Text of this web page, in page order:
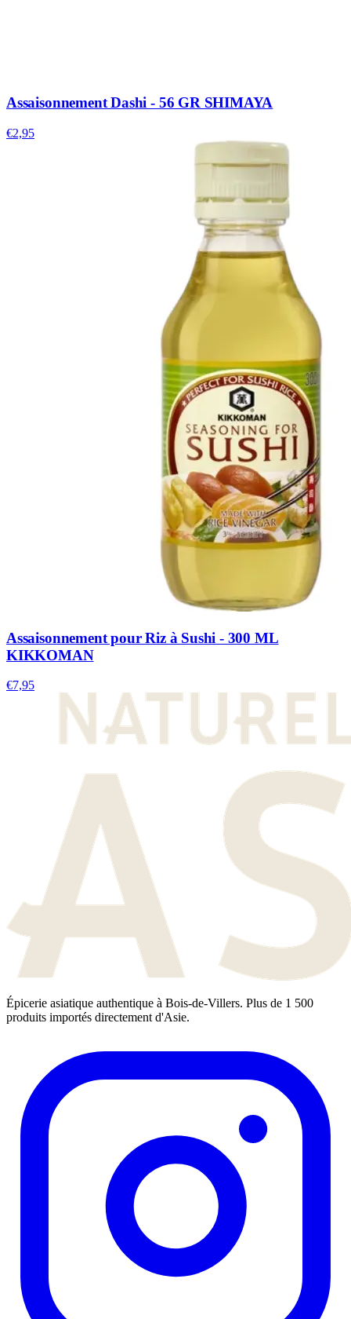
Assaisonnement Dashi - 56 GR SHIMAYA
€2,95
Assaisonnement pour Riz à Sushi - 300 ML
KIKKOMAN
€7,95
Épicerie asiatique authentique à Bois-de-Villers. Plus de 1 500
produits importés directement d'Asie.